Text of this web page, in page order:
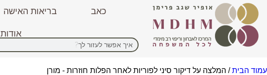
כאב בריאות האישה
אודות
עמוד הבית/ המלצה על דיקור סיני לפוריות לאחר הפלות חוזרות - מורן